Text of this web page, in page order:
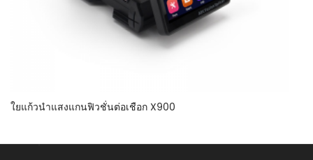
ใยแก้วนำแสงแกนฟิวชั่นต่อเชือก X900